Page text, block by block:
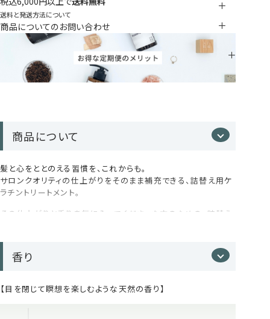
送料と発送方法について
商品についてのお問い合わせ
商品について
髪と心をととのえる習慣を、これからも。
サロンクオリティの仕上がりをそのまま補充できる、詰替え用ケ
ラチントリートメント。
その仕上がりと香りを気に入ってくださった方のための、詰替え
無駄なく、気持ちよく、毎日のヘアケア習慣を続けていただけま
お手元のボトルと同じ容量です。
香り
【目を閉じて瞑想を楽しむような天然の香り】